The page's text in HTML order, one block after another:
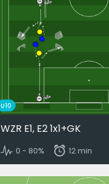
U10
WZR E1, E2 1x1+GK
0 - 80% 12 min